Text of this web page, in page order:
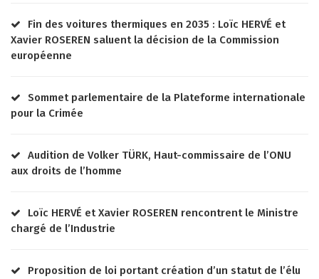
Fin des voitures thermiques en 2035 : Loïc HERVÉ et
Xavier ROSEREN saluent la décision de la Commission
européenne
Sommet parlementaire de la Plateforme internationale
pour la Crimée
Audition de Volker TÜRK, Haut-commissaire de l’ONU
aux droits de l’homme
Loïc HERVÉ et Xavier ROSEREN rencontrent le Ministre
chargé de l’Industrie
Proposition de loi portant création d’un statut de l’élu